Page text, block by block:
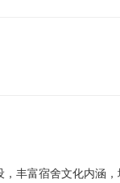
丰富宿舍文化内涵